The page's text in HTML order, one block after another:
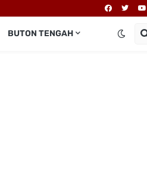
BUTON TENGAH